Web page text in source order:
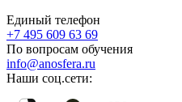
Единый телефон
+7 495 609 63 69
По вопросам обучения
info@anosfera.ru
Наши соц.сети: